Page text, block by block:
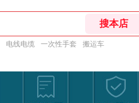
电线电缆 一次性手套 搬运车